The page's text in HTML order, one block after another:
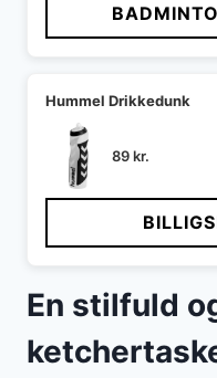
Hummel Drikkedunk
89kr.
En stilfuld